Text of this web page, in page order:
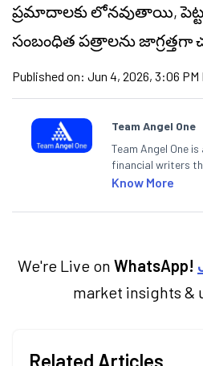
ప్రమాదాలకు లోనవుతాయి,
సంబంధిత పత్రాలను జాగ్రత్తగా
Published on: Jun 4, 2026, 3:06 PM
Team Angel One
Team Angel One
financial writers
articles on the
categories.
Know More
We're Live on WhatsApp!
market insights &
Related Articles